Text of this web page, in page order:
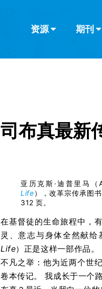
资源 期刊
司布真最新
亚历克斯·迪普里马
Life），改革宗传承图
312 页。
在基督徒的生命旅程中，
灵、意志与身体全然献
Life）正是这样一部作品。
不凡之举：他为近两个世
卷本传记。
我成长于一个